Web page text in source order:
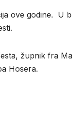
ove godine. U
župnik fra
Hosera.